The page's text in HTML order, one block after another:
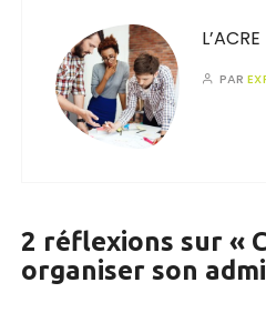
L’ACRE
PAR
2 réflexions sur «
organiser son